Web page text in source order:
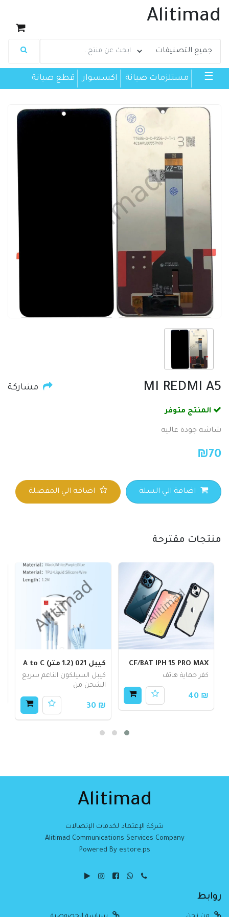
Alitimad
☰ مستلزمات صيانة اكسسوار قطع صيانة
MI REDMI A5 مشاركة
المنتج متوفر
شاشه جودة عاليه
₪70
اضافة الي السلة اضافة الي المفضلة
منتجات مقترحة
CF/BAT IPH 15 PRO MAX
كفر حماية هاتف
₪ 40
كيبل 021 (1.2 متر) A to C
كيبل السيلكون الناعم سريع
الشحن من
₪ 30
Alitimad
شركة الإعتماد لخدمات الإتصالات
Alitimad Communications Services Company
Powered By estore.ps
روابط